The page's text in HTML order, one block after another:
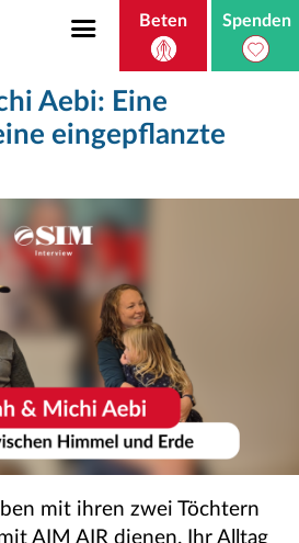
Beten Spenden
Aebi: Eine
eingepflanzte
mit ihren zwei Töchtern
AIM AIR dienen. Ihr Alltag